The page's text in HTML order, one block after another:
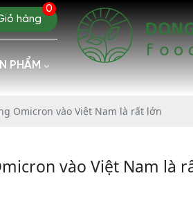
hàng
0
PHẨM
Omicron vào Việt Nam là rất lớn
vào Việt Nam là